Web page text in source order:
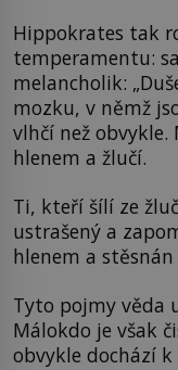
Hippokrates tak
temperamentu:
melancholik:
mozku, v němž
vlhčí než
hlenem a žlučí.
Ti, kteří šílí ze
ustrašený a
hlenem a stěsnán
Tyto pojmy věda
Málokdo je však
obvykle dochází